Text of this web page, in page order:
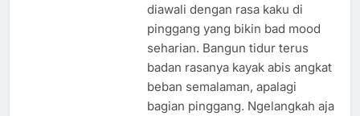
diawali dengan rasa kaku di
pinggang yang bikin bad mood
seharian. Bangun tidur terus
badan rasanya kayak abis angkat
beban semalaman, apalagi
bagian pinggang. Ngelangkah aja